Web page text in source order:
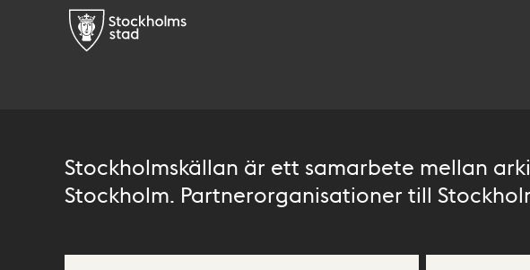
Stockholmskällan är ett samarbete mellan
Stockholm. Partnerorganisationer till